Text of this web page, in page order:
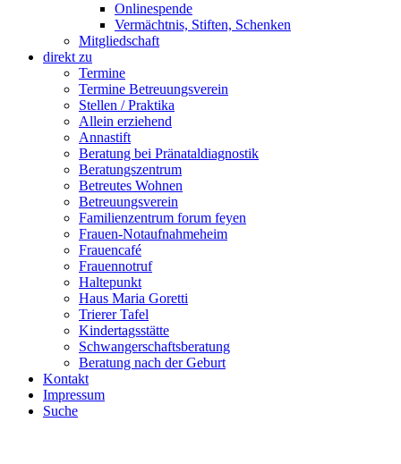
Onlinespende
Vermächtnis, Stiften, Schenken
Mitgliedschaft
direkt zu
Termine
Termine Betreuungsverein
Stellen / Praktika
Allein erziehend
Annastift
Beratung bei Pränataldiagnostik
Beratungszentrum
Betreutes Wohnen
Betreuungsverein
Familienzentrum forum feyen
Frauen-Notaufnahmeheim
Frauencafé
Frauennotruf
Haltepunkt
Haus Maria Goretti
Trierer Tafel
Kindertagsstätte
Schwangerschaftsberatung
Beratung nach der Geburt
Kontakt
Impressum
Suche